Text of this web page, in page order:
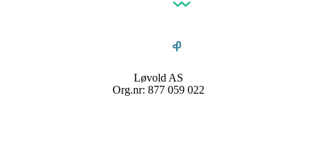
Løvold AS
Org.nr: 877 059 022